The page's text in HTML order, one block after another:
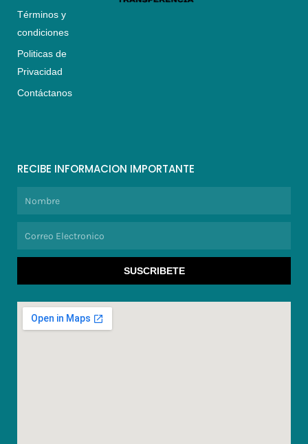
Términos y
condiciones
Politicas de
Privacidad
Contáctanos
RECIBE INFORMACION IMPORTANTE
SUSCRIBETE